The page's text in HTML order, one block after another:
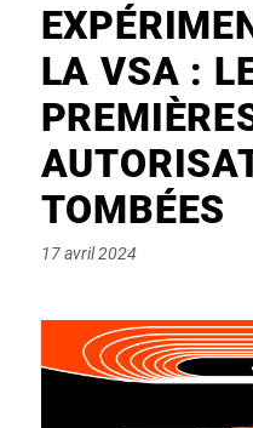
LA VSA :
TOMBÉES
Posted
17 avril 2024